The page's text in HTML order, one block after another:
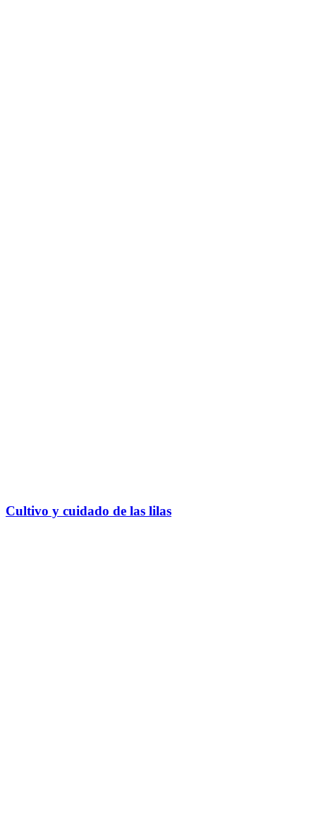
Cultivo y cuidado de las lilas